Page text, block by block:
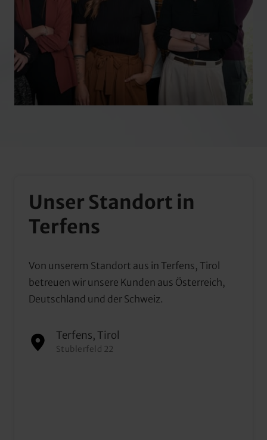
Unser Standort in
Terfens
Von unserem Standort aus in Terfens, Tirol
betreuen wir unsere Kunden aus Österreich,
Deutschland und der Schweiz.
Terfens, Tirol
Stublerfeld 22